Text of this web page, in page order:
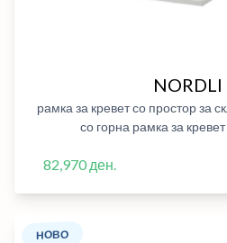
NORDLI
рамка за кревет со простор за
со горна рамка за
82,970 ден.
НОВО